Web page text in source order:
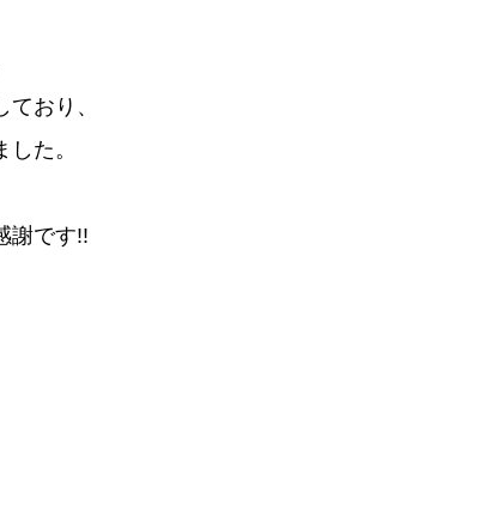
おり、
た。
謝です!!